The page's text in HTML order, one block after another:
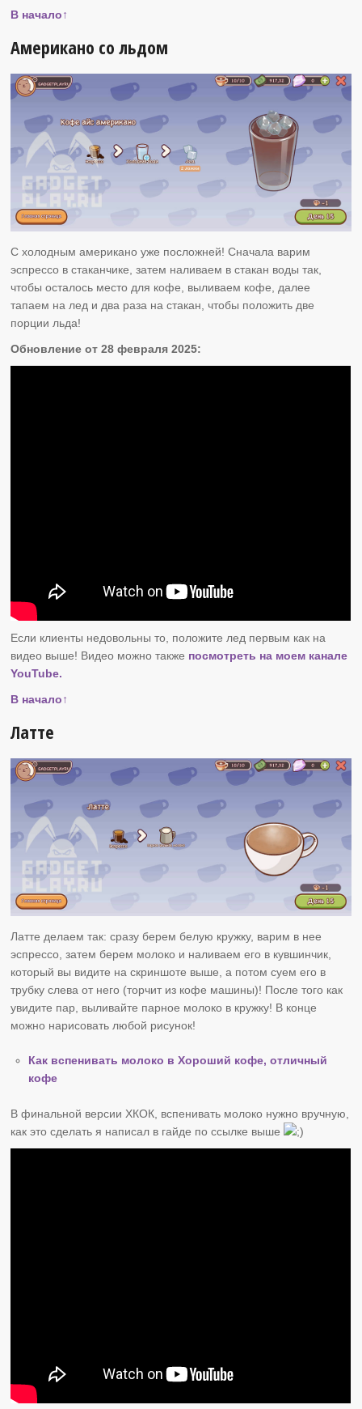
В начало↑
Американо со льдом
С холодным американо уже посложней! Сначала варим
эспрессо в стаканчике, затем наливаем в стакан воды так,
чтобы осталось место для кофе, выливаем кофе, далее
тапаем на лед и два раза на стакан, чтобы положить две
порции льда!
Обновление от 28 февраля 2025:
Если клиенты недовольны то, положите лед первым как на
видео выше! Видео можно также посмотреть на моем канале
YouTube.
В начало↑
Латте
Латте делаем так: сразу берем белую кружку, варим в нее
эспрессо, затем берем молоко и наливаем его в кувшинчик,
который вы видите на скриншоте выше, а потом суем его в
трубку слева от него (торчит из кофе машины)! После того как
увидите пар, выливайте парное молоко в кружку! В конце
можно нарисовать любой рисунок!
Как вспенивать молоко в Хороший кофе, отличный
кофе
В финальной версии ХКОК, вспенивать молоко нужно вручную,
как это сделать я написал в гайде по ссылке выше